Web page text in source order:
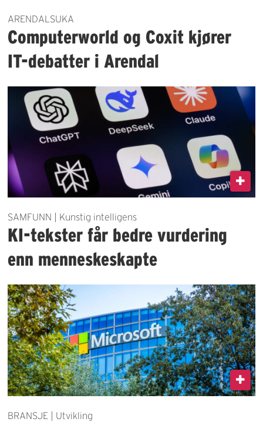
ARENDALSUKA
Computerworld og Coxit kjører
IT-debatter i Arendal
SAMFUNN | Kunstig intelligens
KI-tekster får bedre vurdering
enn menneskeskapte
BRANSJE | Utvikling